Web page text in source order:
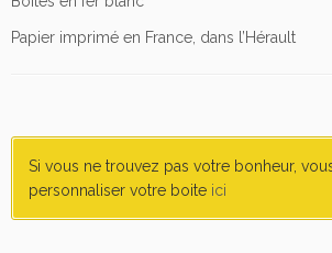
Papier imprimé en France, dans l’Hérault
Si vous ne trouvez pas votre bonheur,
personnaliser votre boite ici